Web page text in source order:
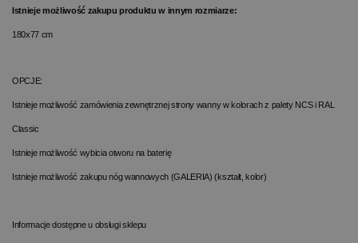
Istnieje możliwość zakupu produktu w innym rozmiarze:
180x77 cm
OPCJE:
Istnieje możliwość zamówienia zewnętrznej strony wanny w kolorach z palety NCS i RAL
Classic
Istnieje możliwość wybicia otworu na baterię
Istnieje możliwość zakupu nóg wannowych (GALERIA) (kształt, kolor)
Informacje dostępne u obsługi sklepu